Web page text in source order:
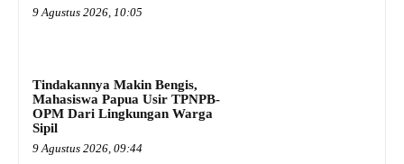
9 Agustus 2026, 10:05
Tindakannya Makin Bengis,
Mahasiswa Papua Usir TPNPB-
OPM Dari Lingkungan Warga
Sipil
9 Agustus 2026, 09:44